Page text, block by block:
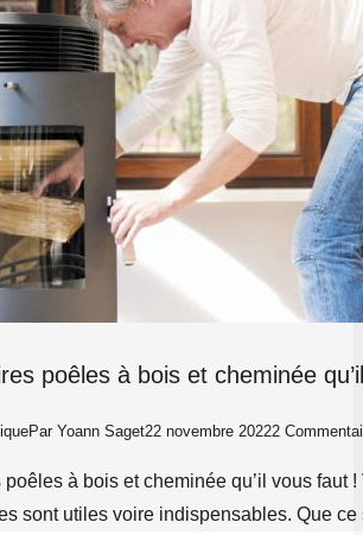
poêles à bois et cheminée
Par Yoann Saget22 novembre 20222
poêles à bois et cheminée qu’il vous
sont utiles voire indispensables. Que